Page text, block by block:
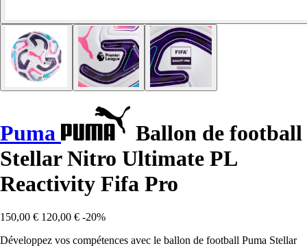
Puma
Ballon de football
Stellar Nitro Ultimate PL
Reactivity Fifa Pro
150,00 € 120,00 € -20%
Développez vos compétences avec le ballon de football Puma Stellar